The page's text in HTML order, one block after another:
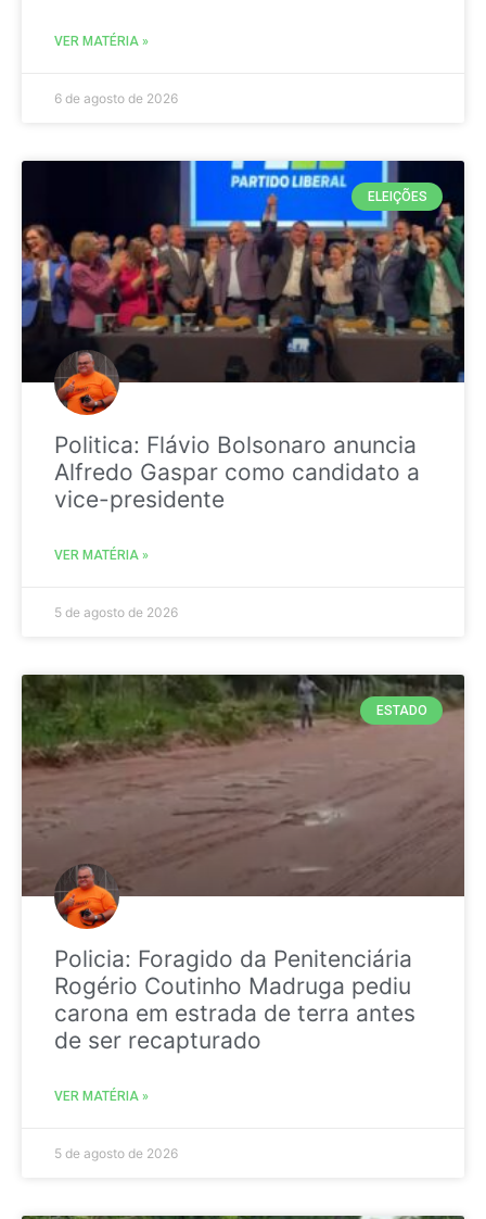
VER MATÉRIA »
6 de agosto de 2026
ELEIÇÕES
Politica: Flávio Bolsonaro anuncia
Alfredo Gaspar como candidato a
vice-presidente
VER MATÉRIA »
5 de agosto de 2026
ESTADO
Policia: Foragido da Penitenciária
Rogério Coutinho Madruga pediu
carona em estrada de terra antes
de ser recapturado
VER MATÉRIA »
5 de agosto de 2026